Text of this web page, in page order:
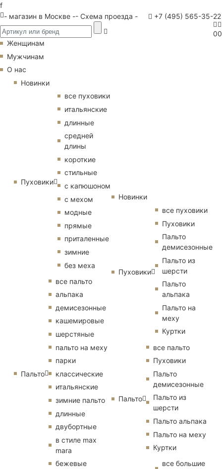
f
- магазин в Москве -- Схема проезда - +7 (495) 565-35-22
00
Женщинам
Мужчинам
О нас
Новинки
Пуховики
все пуховики
итальянские
длинные
средней
длины
короткие
стильные
с капюшоном
с мехом
модные
прямые
приталенные
зимние
без меха
Пальто
все пальто
альпака
демисезонные
кашемировые
шерстяные
пальто на меху
парки
классические
итальянские
зимние пальто
длинные
двубортные
в стиле max
mara
бежевые
Новинки
Пуховики
все пуховики
Пуховики
Пальто
демисезонные
Пальто из
шерсти
Пальто
альпака
Пальто на
меху
Куртки
Пальто
все пальто
Пуховики
Пальто
демисезонные
Пальто из
шерсти
Пальто альпака
Пальто на меху
Куртки
все большие